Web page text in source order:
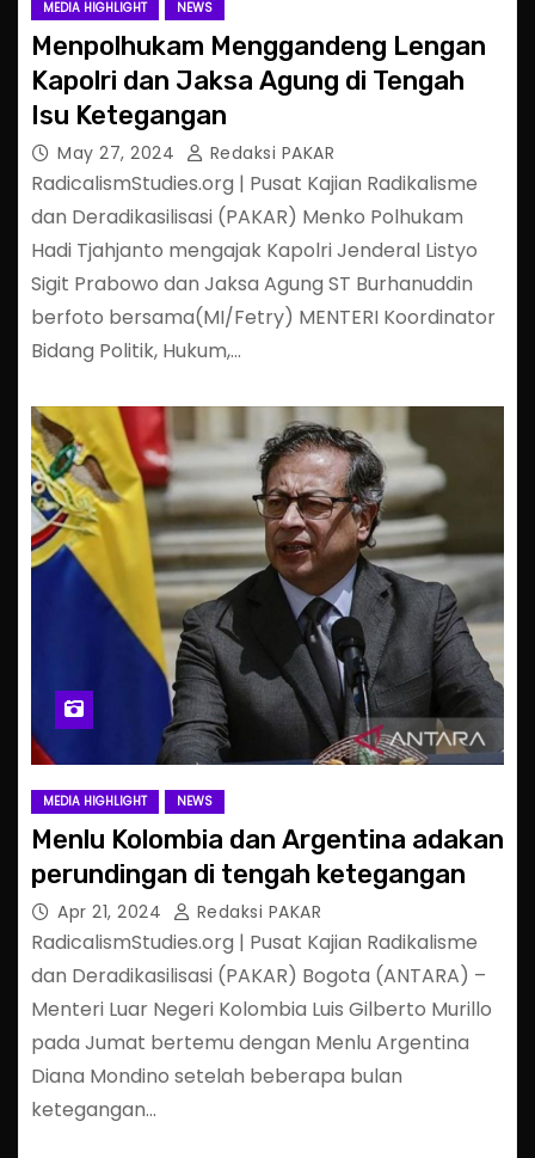
MEDIA HIGHLIGHT NEWS
Menpolhukam Menggandeng Lengan
Kapolri dan Jaksa Agung di Tengah
Isu Ketegangan
May 27, 2024 Redaksi PAKAR
RadicalismStudies.org | Pusat Kajian Radikalisme
dan Deradikasilisasi (PAKAR) Menko Polhukam
Hadi Tjahjanto mengajak Kapolri Jenderal Listyo
Sigit Prabowo dan Jaksa Agung ST Burhanuddin
berfoto bersama(MI/Fetry) MENTERI Koordinator
Bidang Politik, Hukum,…
MEDIA HIGHLIGHT NEWS
Menlu Kolombia dan Argentina adakan
perundingan di tengah ketegangan
Apr 21, 2024 Redaksi PAKAR
RadicalismStudies.org | Pusat Kajian Radikalisme
dan Deradikasilisasi (PAKAR) Bogota (ANTARA) –
Menteri Luar Negeri Kolombia Luis Gilberto Murillo
pada Jumat bertemu dengan Menlu Argentina
Diana Mondino setelah beberapa bulan
ketegangan…